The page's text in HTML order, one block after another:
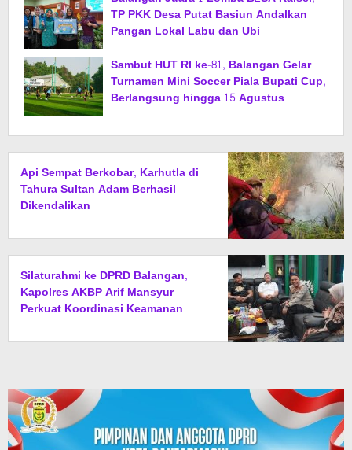
TP PKK Desa Putat Basiun Andalkan
Pangan Lokal Labu dan Ubi
Sambut HUT RI ke-81, Balangan Gelar
Turnamen Mini Soccer Piala Bupati Cup,
Berlangsung hingga 15 Agustus
Api Sempat Berkobar, Karhutla di
Tahura Sultan Adam Berhasil
Dikendalikan
Silaturahmi ke DPRD Balangan,
Kapolres AKBP Arif Mansyur
Perkuat Koordinasi Keamanan